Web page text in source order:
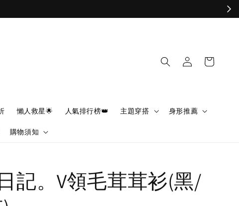
懶人救星🌟 人氣排行榜👑 主題穿搭 身形推薦
購物須知
記。V領毛茸茸衫(黑/